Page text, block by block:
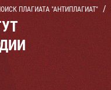
ПЛАГИАТА "АНТИПЛАГИАТ"